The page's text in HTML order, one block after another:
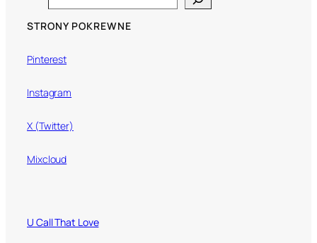
STRONY POKREWNE
Pinterest
Instagram
X (Twitter)
Mixcloud
U Call That Love